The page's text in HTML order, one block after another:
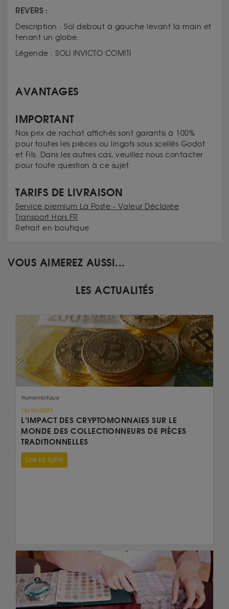
REVERS :
Description : Sol debout à gauche levant la main et
tenant un globe.
Légende : SOLI INVICTO COMITI
AVANTAGES
IMPORTANT
Nos prix de rachat affichés sont garantis à 100%
pour toutes les pièces ou lingots sous scellés Godot
et Fils. Dans les autres cas, veuillez nous contacter
pour toute question à ce sujet.
TARIFS DE LIVRAISON
Service premium La Poste - Valeur Déclarée
Transport Hors FR
Retrait en boutique
VOUS AIMEREZ AUSSI...
LES ACTUALITÉS
Numismatique
15/10/2025
L’IMPACT DES CRYPTOMONNAIES SUR LE
MONDE DES COLLECTIONNEURS DE PIÈCES
TRADITIONNELLES
Lire la suite